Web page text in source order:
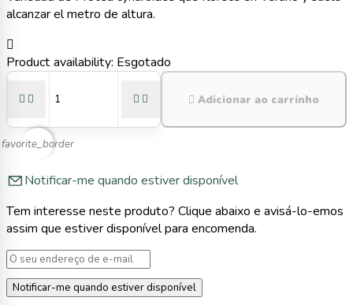
alcanzar el metro de altura.

Product availability: Esgotado
     Adicionar ao carrinho
favorite_border
Notificar-me quando estiver disponível
Tem interesse neste produto? Clique abaixo e avisá-lo-emos
assim que estiver disponível para encomenda.
Notificar-me quando estiver disponível